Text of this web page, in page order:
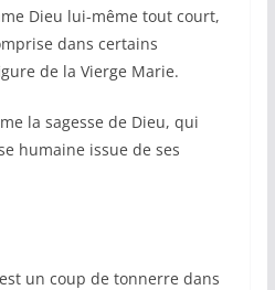
Dieu lui-même tout court,
dans certains
de la Vierge Marie.
la sagesse de Dieu, qui
humaine issue de ses
un coup de tonnerre dans